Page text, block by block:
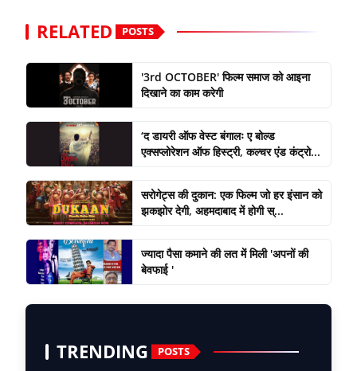
RELATED POSTS
'3rd OCTOBER' फिल्म समाज को आइना
दिखाने का काम करेगी
‘द डायरी ऑफ वेस्ट बंगालः ए बोल्ड
एक्सप्लोरेशन ऑफ हिस्ट्री, कल्चर एंड कंट्रो...
सरोगेट्स की दुकान: एक फिल्म जो हर इंसान को
झकझोर देगी, अहमदाबाद में होगी स्...
ज्यादा पैसा कमाने की लत में मिली 'अपनों की
बेवफाई '
TRENDING POSTS